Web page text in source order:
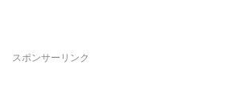
スポンサーリンク